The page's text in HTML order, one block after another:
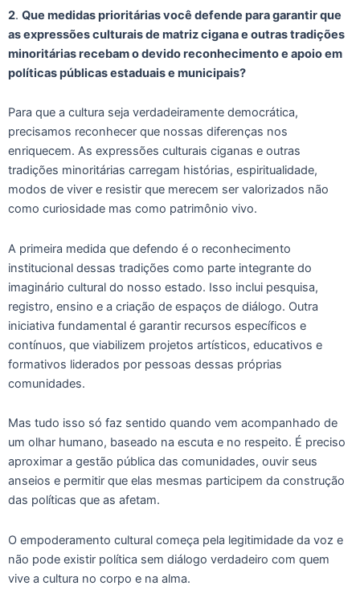
2. Que medidas prioritárias você defende para garantir que
as expressões culturais de matriz cigana e outras tradições
minoritárias recebam o devido reconhecimento e apoio em
políticas públicas estaduais e municipais?
Para que a cultura seja verdadeiramente democrática,
precisamos reconhecer que nossas diferenças nos
enriquecem. As expressões culturais ciganas e outras
tradições minoritárias carregam histórias, espiritualidade,
modos de viver e resistir que merecem ser valorizados não
como curiosidade mas como patrimônio vivo.
A primeira medida que defendo é o reconhecimento
institucional dessas tradições como parte integrante do
imaginário cultural do nosso estado. Isso inclui pesquisa,
registro, ensino e a criação de espaços de diálogo. Outra
iniciativa fundamental é garantir recursos específicos e
contínuos, que viabilizem projetos artísticos, educativos e
formativos liderados por pessoas dessas próprias
comunidades.
Mas tudo isso só faz sentido quando vem acompanhado de
um olhar humano, baseado na escuta e no respeito. É preciso
aproximar a gestão pública das comunidades, ouvir seus
anseios e permitir que elas mesmas participem da construção
das políticas que as afetam.
O empoderamento cultural começa pela legitimidade da voz e
não pode existir política sem diálogo verdadeiro com quem
vive a cultura no corpo e na alma.